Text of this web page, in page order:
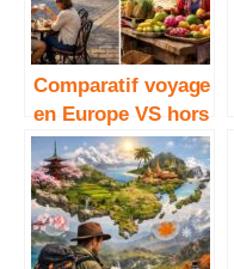
Comparatif voyage
en Europe VS hors
Europe : que
choisir selon son
budget ?